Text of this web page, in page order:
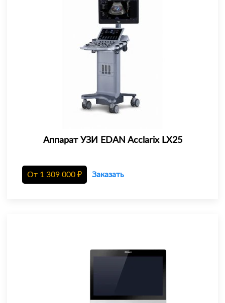
Аппарат УЗИ EDAN Acclarix LX25
От 1 309 000 ₽ Заказать